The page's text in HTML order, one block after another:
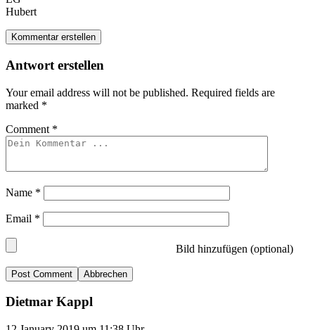
Hubert
Kommentar erstellen
Antwort erstellen
Your email address will not be published. Required fields are
marked *
Comment *
Name *
Email *
Bild hinzufügen (optional)
Abbrechen
Dietmar Kappl